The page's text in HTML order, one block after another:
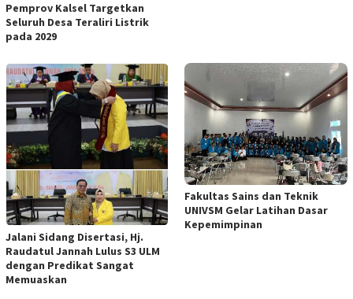
Pemprov Kalsel Targetkan
Seluruh Desa Teraliri Listrik
pada 2029
Jalani Sidang Disertasi, Hj.
Raudatul Jannah Lulus S3 ULM
dengan Predikat Sangat
Memuaskan
Fakultas Sains dan Teknik
UNIVSM Gelar Latihan Dasar
Kepemimpinan